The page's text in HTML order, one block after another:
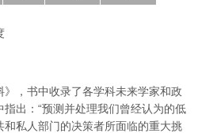
，书中收录了各学科未来学家和政
出：“预测并处理我们曾经认为的低
私人部门的决策者所面临的重大挑